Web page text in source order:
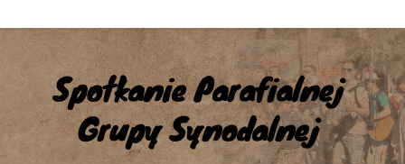
Spotkanie Parafialnej
Grupy Synodalnej